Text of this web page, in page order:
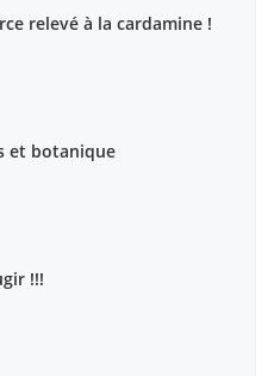
relevé à la cardamine !
et botanique
!!!